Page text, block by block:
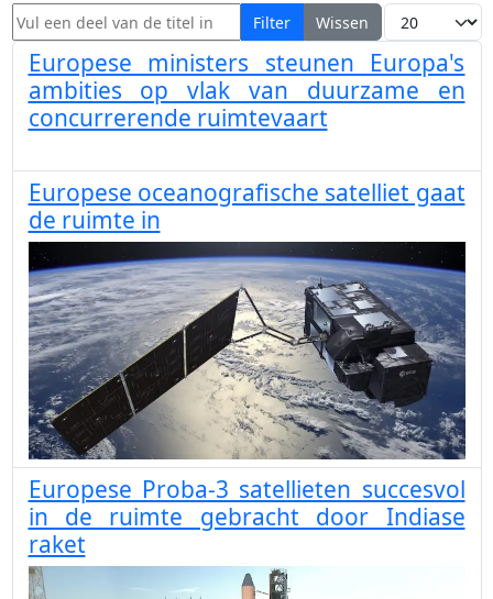
Vul een deel van de titel in Filter Wissen Toon #
Europese ministers steunen Europa's
ambities op vlak van duurzame en
concurrerende ruimtevaart
Europese oceanografische satelliet gaat
de ruimte in
Europese Proba-3 satellieten succesvol
in de ruimte gebracht door Indiase
raket